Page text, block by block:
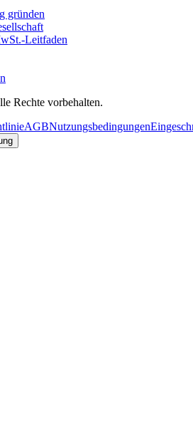
gründen
Leitfaden
Rechte vorbehalten.
AGBNutzungsbedingungen